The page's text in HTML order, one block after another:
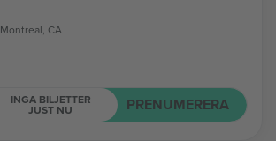
Montreal, CA
INGA BILJETTER
JUST NU PRENUMERERA